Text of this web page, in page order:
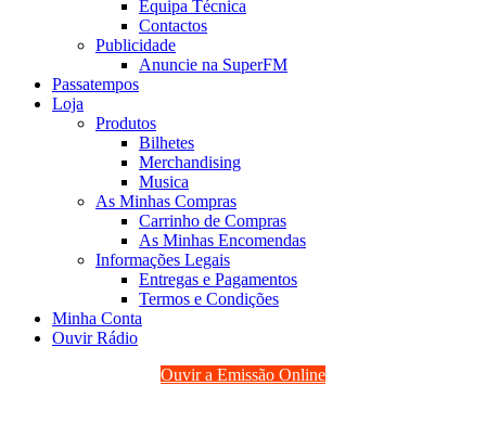
Equipa Técnica
Contactos
Publicidade
Anuncie na SuperFM
Passatempos
Loja
Produtos
Bilhetes
Merchandising
Musica
As Minhas Compras
Carrinho de Compras
As Minhas Encomendas
Informações Legais
Entregas e Pagamentos
Termos e Condições
Minha Conta
Ouvir Rádio
Ouvir a Emissão Online